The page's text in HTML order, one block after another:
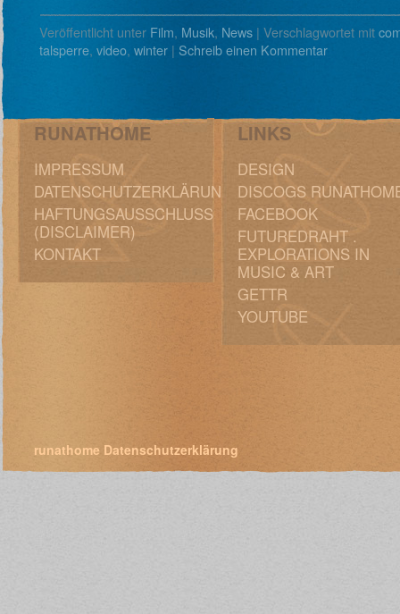
Veröffentlicht unter Film, Musik, News | Verschlagwortet mit
talsperre, video, winter | Schreib einen Kommentar
RUNATHOME
IMPRESSUM
DATENSCHUTZERKLÄRUNG
HAFTUNGSAUSSCHLUSS
(DISCLAIMER)
KONTAKT
LINKS
DESIGN
DISCOGS
FACEBOOK
FUTUREDRAHT .
EXPLORATIONS IN
MUSIC & ART
GETTR
YOUTUBE
runathome Datenschutzerklärung